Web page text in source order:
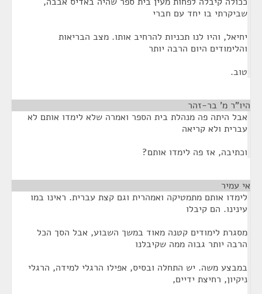
שביקרתי בו יחד עם חברי
יחיאל, והיו לנו תכניות להרחיב אותו. מצב הבריאות
והלימודים היום הרבה יותר
טוב.
היו"ר מ' בר-זהר
אבל היתה פה מנהלת בית הספר ואמרה שלא לימדו אותם לא
עברית ולא קריאה
וכתיבה, אז פה לימדו אותם?
אי עמיר
לימדו אותם מתמטיקה ואמהרית וגם קצת עברית. ראינו במו
עינינו. הם קיבלו
מסגרת לימודים קטנה מאוד במשך השבוע, אבל הסך הכל
הרבה יותר גבוה ממה שקיבלנו
במבצע משה. יש התחלה ובסיס, אפילו הרגלי למידה, הרגלי
ניקיון, רחיצת ידיים,